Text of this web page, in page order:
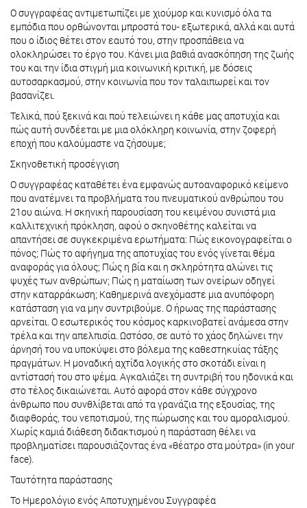
Ο συγγραφέας αντιμετωπίζει με χιούμορ και κυνισμό όλα τα
εμπόδια που ορθώνονται μπροστά του- εξωτερικά, αλλά και αυτά
που ο ίδιος θέτει στον εαυτό του, στην προσπάθεια να
ολοκληρώσει το έργο του. Κάνει μια βαθιά ανασκόπηση της ζωής
του και την ίδια στιγμή μια κοινωνική κριτική, με δόσεις
αυτοσαρκασμού, στην κοινωνία που τον ταλαιπωρεί και τον
βασανίζει.
Τελικά, πού ξεκινά και πού τελειώνει η κάθε μας αποτυχία και
πώς αυτή συνδέεται με μια ολόκληρη κοινωνία, στην ζοφερή
εποχή που καλούμαστε να ζήσουμε;
Σκηνοθετική προσέγγιση
Ο συγγραφέας καταθέτει ένα εμφανώς αυτοαναφορικό κείμενο
που ανατέμνει τα προβλήματα του πνευματικού ανθρώπου του
21ου αιώνα. Η σκηνική παρουσίαση του κειμένου συνιστά μια
καλλιτεχνική πρόκληση, αφού ο σκηνοθέτης καλείται να
απαντήσει σε συγκεκριμένα ερωτήματα: Πώς εικονογραφείται ο
πόνος; Πώς το αφήγημα της αποτυχίας του ενός γίνεται θέμα
αναφοράς για όλους; Πώς η βία και η σκληρότητα αλώνει τις
ψυχές των ανθρώπων; Πώς η ματαίωση των ονείρων οδηγεί
στην καταρράκωση; Καθημερινά ανεχόμαστε μια ανυπόφορη
κατάσταση για να μην συντριβούμε. Ο ήρωας της παράστασης
αρνείται. Ο εσωτερικός του κόσμος καρκινοβατεί ανάμεσα στην
τρέλα και την απελπισία. Ωστόσο, σε αυτό το χάος δηλώνει την
άρνησή του να υποκύψει στο βόλεμα της καθεστηκυίας τάξης
πραγμάτων. Η μοναδική αχτίδα λογικής στο σκοτάδι είναι η
αντίστασή του στο ψέμα. Αγκαλιάζει τη συντριβή του ηδονικά και
στο τέλος δικαιώνεται. Αυτό αφορά στον κάθε σύγχρονο
άνθρωπο που συνθλίβεται από τα γρανάζια της εξουσίας, της
διαφθοράς, του νεποτισμού, της πώρωσης και του αμοραλισμού.
Χωρίς καμιά διάθεση διδακτισμού η παράσταση θέλει να
προβληματίσει παρουσιάζοντας ένα «θέατρο στα μούτρα» (in your
face).
Ταυτότητα παράστασης
Το Ημερολόγιο ενός Αποτυχημένου Συγγραφέα